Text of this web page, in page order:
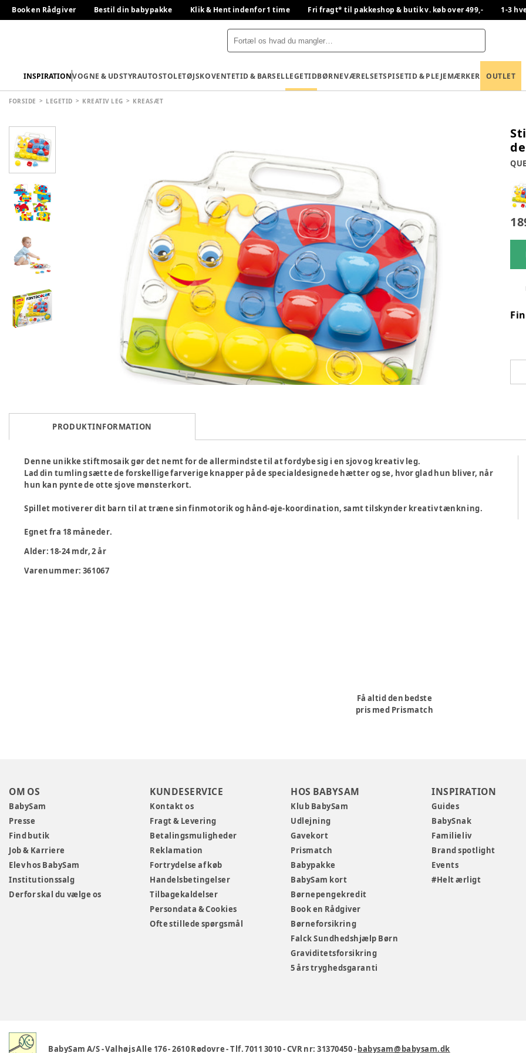
Book en Rådgiver Bestil din babypakke Klik & Hent indenfor 1 time Fri fragt* til pakkeshop & butik v. køb over 499,- 1-3
INSPIRATIONVOGNE & UDSTYRAUTOSTOLETØJSKOVENTETID & BARSELLEGETIDBØRNEVÆRELSETSPISETID & PLEJEMÆRKER OUTLET
FORSIDE LEGETID KREATIV LEG KREASÆT
PRODUKTINFORMATION
Denne unikke stiftmosaik gør det nemt for de allermindste til at fordybe sig i en sjov og kreativ leg.
Lad din tumling sætte de forskellige farverige knapper på de specialdesignede hætter og se, hvor glad hun bliver, når
hun kan pynte de otte sjove mønsterkort.
Spillet motiverer dit barn til at træne sin finmotorik og hånd-øje-koordination, samt tilskynder kreativ tænkning.
Egnet fra 18 måneder.
Alder: 18-24 mdr, 2 år
Varenummer: 361067
Få altid den bedste
pris med Prismatch
OM OS
BabySam
Presse
Find butik
Job & Karriere
Elev hos BabySam
Institutionssalg
Derfor skal du vælge os
KUNDESERVICE
Kontakt os
Fragt & Levering
Betalingsmuligheder
Reklamation
Fortrydelse af køb
Handelsbetingelser
Tilbagekaldelser
Persondata & Cookies
Ofte stillede spørgsmål
HOS BABYSAM
Klub BabySam
Udlejning
Gavekort
Prismatch
Babypakke
BabySam kort
Børnepengekredit
Book en Rådgiver
Børneforsikring
Falck Sundhedshjælp Børn
Graviditetsforsikring
5 års tryghedsgaranti
INSPIRATION
Guides
BabySnak
Familieliv
Brand spotlight
Events
#Helt ærligt
BabySam A/S-Valhøjs Alle 176-2610 Rødovre-Tlf. 7011 3010-CVR nr: 31370450-babysam@babysam.dk